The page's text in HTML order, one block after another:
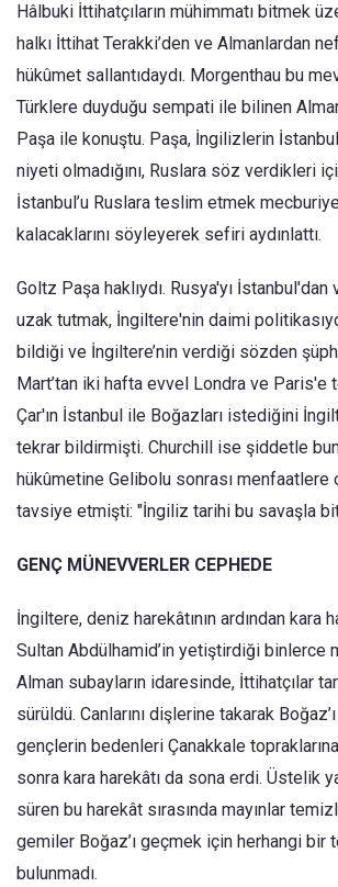
Hâlbuki İttihatçıların mühimmatı bitmek
halkı İttihat Terakki’den ve Almanlardan
hükûmet sallantıdaydı. Morgenthau bu
Türklere duyduğu sempati ile bilinen
Paşa ile konuştu. Paşa, İngilizlerin
niyeti olmadığını, Ruslara söz verdikleri
İstanbul’u Ruslara teslim etmek
kalacaklarını söyleyerek sefiri aydınlattı.
Goltz Paşa haklıydı. Rusya'yı
uzak tutmak, İngiltere'nin daimi
bildiği ve İngiltere’nin verdiği sözden
Mart’tan iki hafta evvel Londra ve Paris'e
Çar'ın İstanbul ile Boğazları istediğini
tekrar bildirmişti. Churchill ise şiddetle
hükûmetine Gelibolu sonrası menfaatlere
tavsiye etmişti: "İngiliz tarihi bu savaşla
GENÇ MÜNEVVERLER CEPHEDE
İngiltere, deniz harekâtının ardından kara
Sultan Abdülhamid’in yetiştirdiği binlerce
Alman subayların idaresinde, İttihatçılar
sürüldü. Canlarını dişlerine takarak
gençlerin bedenleri Çanakkale
sonra kara harekâtı da sona erdi. Üstelik
süren bu harekât sırasında mayınlar
gemiler Boğaz’ı geçmek için herhangi bir
bulunmadı.